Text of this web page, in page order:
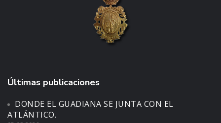
Últimas publicaciones
DONDE EL GUADIANA SE JUNTA CON EL
ATLÁNTICO.